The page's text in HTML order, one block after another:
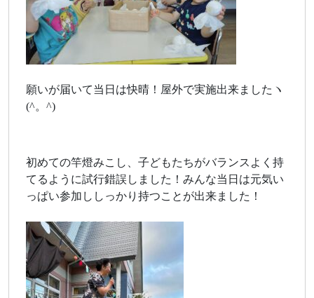
願いが届いて当日は快晴！屋外で実施出来ましたヽ
(^。^)
初めての竿燈みこし、子どもたちがバランスよく持
てるように試行錯誤しました！みんな当日は元気い
っぱい参加ししっかり持つことが出来ました！